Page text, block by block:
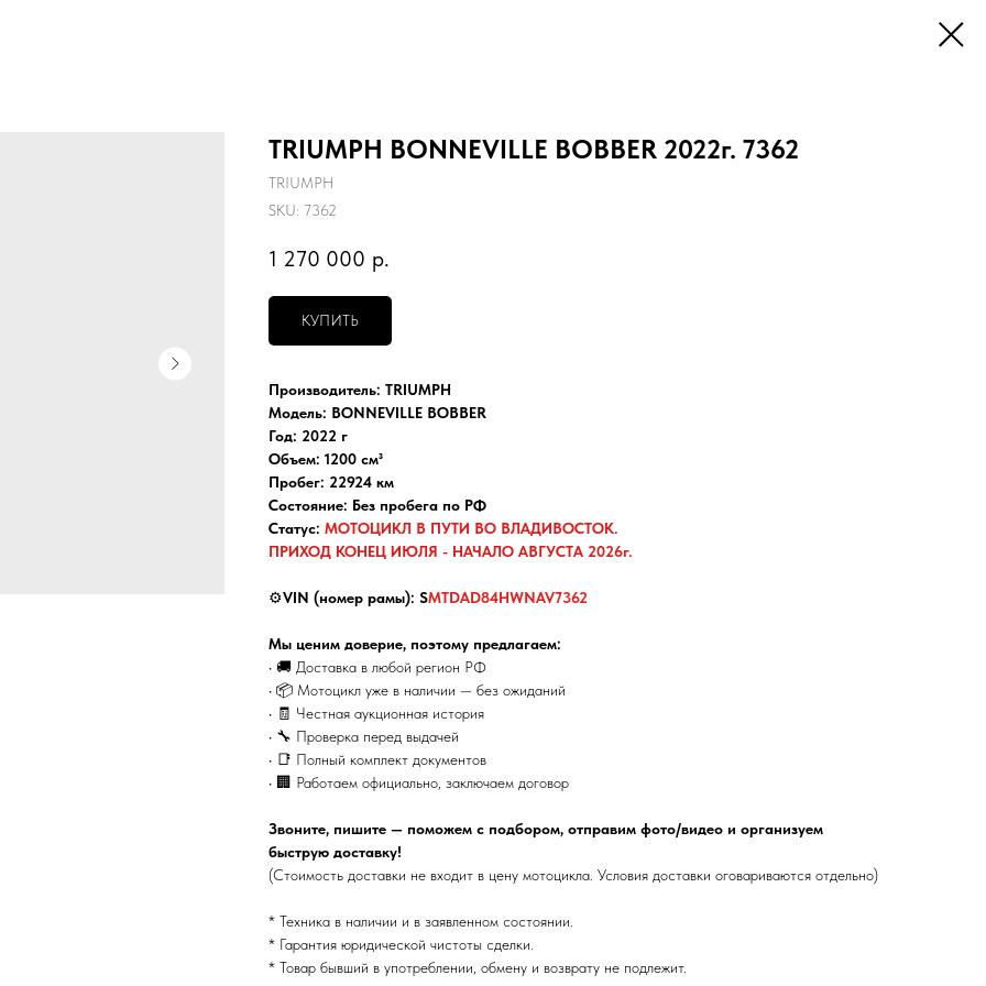
TRIUMPH BONNEVILLE BOBBER 2022г. 7362
TRIUMPH
SKU: 7362
1 270 000 р.
КУПИТЬ
Производитель: TRIUMPH
Модель: BONNEVILLE BOBBER
Год: 2022 г
Объем: 1200 см³
Пробег: 22924 км
Состояние: Без пробега по РФ
Статус: МОТОЦИКЛ В ПУТИ ВО ВЛАДИВОСТОК.
ПРИХОД КОНЕЦ ИЮЛЯ - НАЧАЛО АВГУСТА 2026г.
⚙️VIN (номер рамы): SMTDAD84HWNAV7362
Мы ценим доверие, поэтому предлагаем:
• 🚚 Доставка в любой регион РФ
• 📦 Мотоцикл уже в наличии — без ожиданий
• 🧾 Честная аукционная история
• 🔧 Проверка перед выдачей
• 📑 Полный комплект документов
• 🏢 Работаем официально, заключаем договор
Звоните, пишите — поможем с подбором, отправим фото/видео и организуем
быструю доставку!
(Стоимость доставки не входит в цену мотоцикла. Условия доставки оговариваются отдельно)
* Техника в наличии и в заявленном состоянии.
* Гарантия юридической чистоты сделки.
* Товар бывший в употреблении, обмену и возврату не подлежит.